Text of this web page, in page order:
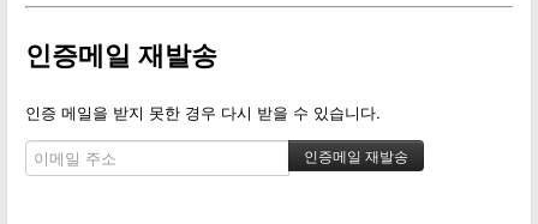
인증메일 재발송
인증 메일을 받지 못한 경우 다시 받을 수 있습니다.